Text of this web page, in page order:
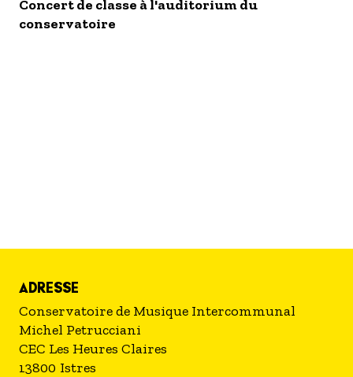
Concert de classe à l'auditorium du
conservatoire
ADRESSE
Conservatoire de Musique Intercommunal
Michel Petrucciani
CEC Les Heures Claires
13800 Istres